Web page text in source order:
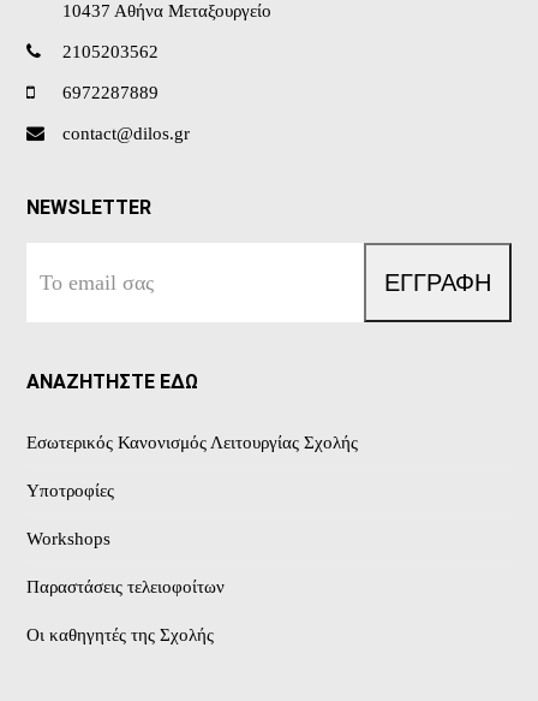
10437 Αθήνα Μεταξουργείο
2105203562
6972287889
contact@dilos.gr
NEWSLETTER
email
ΕΓΓΡΑΦΗ
ΑΝΑΖΗΤΗΣΤΕ ΕΔΩ
Εσωτερικός Κανονισμός Λειτουργίας Σχολής
Υποτροφίες
Workshops
Παραστάσεις τελειοφοίτων
Οι καθηγητές της Σχολής